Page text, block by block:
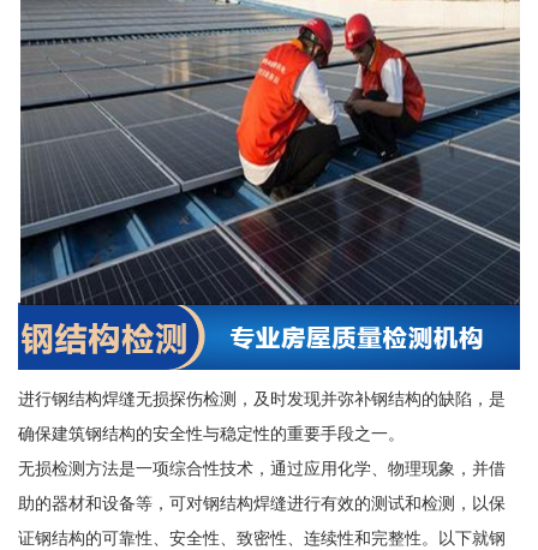
进行钢结构焊缝无损探伤检测，及时发现并弥补钢结构的缺陷，是
确保建筑钢结构的安全性与稳定性的重要手段之一。
无损检测方法是一项综合性技术，通过应用化学、物理现象，并借
助的器材和设备等，可对钢结构焊缝进行有效的测试和检测，以保
证钢结构的可靠性、安全性、致密性、连续性和完整性。以下就钢